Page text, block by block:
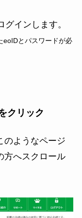
インします。
eoIDとパスワードが必
クリック
のようなページ
方へスクロール